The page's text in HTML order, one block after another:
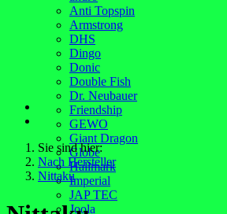
Anti Topspin
Armstrong
DHS
Dingo
Donic
Double Fish
Dr. Neubauer
Friendship
GEWO
Giant Dragon
Globe
Hallmark
Imperial
JAP TEC
Joola
Sie sind hier:
Nach Hersteller
Nittaku